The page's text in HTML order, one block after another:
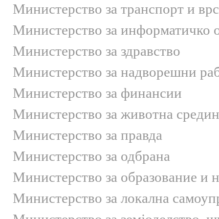
Министерство за транспорт и
Министерство за информатичко
Министерство за здравство
Министерство за надворешни
Министерство за финансии
Министерство за животна
Министерство за правда
Министерство за одбрана
Министерство за образование и
Министерство за локална